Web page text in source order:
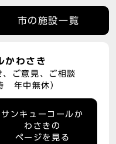
市の施設一覧
かわさき
ご意見、ご相談
年中無休）
サンキューコールか
わさきの
ページを見る